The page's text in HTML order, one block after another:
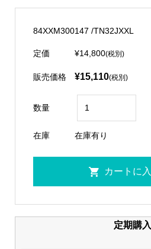
84XXM300147 /TN32JXXL
定価 ¥14,800(税別)
販売価格 ¥15,110(税別)
数量
在庫 在庫有り
定期購入